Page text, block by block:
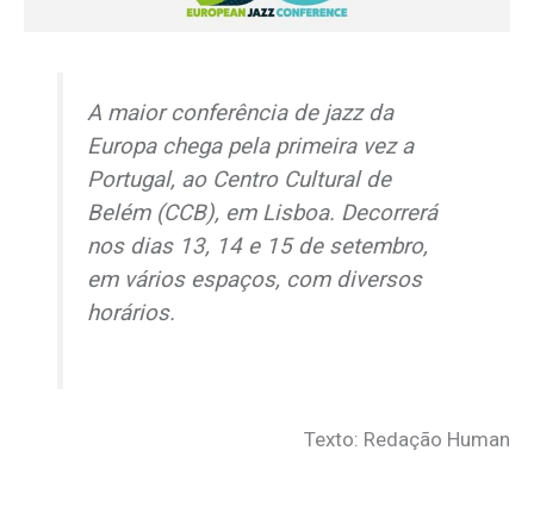
A maior conferência de jazzda
Europa chega pela primeira vez a
Portugal, ao Centro Cultural de
Belém (CCB), em Lisboa. Decorrerá
nos dias 13, 14 e 15 de setembro,
em vários espaços, com diversos
horários.
Texto: Redação Human